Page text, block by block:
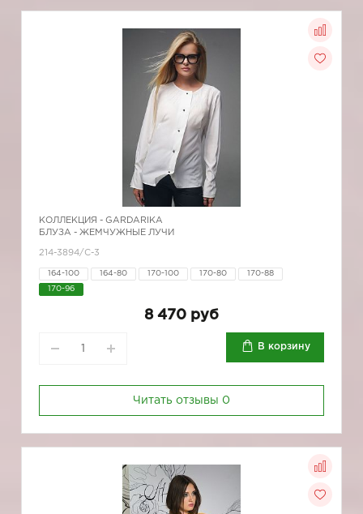
КОЛЛЕКЦИЯ - GARDARIKA
БЛУЗА - ЖЕМЧУЖНЫЕ ЛУЧИ
214-3894/С-3
164-100 164-80 170-100 170-80 170-88
170-96
8 470 руб
В корзину
Читать отзывы 0